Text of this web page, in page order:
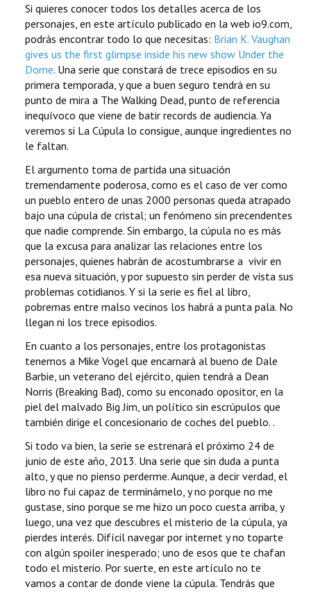
Si quieres conocer todos los detalles acerca de los
personajes, en este artículo publicado en la web io9.com,
podrás encontrar todo lo que necesitas: Brian K. Vaughan
gives us the first glimpse inside his new show Under the
Dome. Una serie que constará de trece episodios en su
primera temporada, y que a buen seguro tendrá en su
punto de mira a The Walking Dead, punto de referencia
inequívoco que viene de batir records de audiencia. Ya
veremos si La Cúpula lo consigue, aunque ingredientes no
le faltan.
El argumento toma de partida una situación
tremendamente poderosa, como es el caso de ver como
un pueblo entero de unas 2000 personas queda atrapado
bajo una cúpula de cristal; un fenómeno sin precendentes
que nadie comprende. Sin embargo, la cúpula no es más
que la excusa para analizar las relaciones entre los
personajes, quienes habrán de acostumbrarse a vivir en
esa nueva situación, y por supuesto sin perder de vista sus
problemas cotidianos. Y si la serie es fiel al libro,
pobremas entre malso vecinos los habrá a punta pala. No
llegan ni los trece episodios.
En cuanto a los personajes, entre los protagonistas
tenemos a Mike Vogel que encarnará al bueno de Dale
Barbie, un veterano del ejército, quien tendrá a Dean
Norris (Breaking Bad), como su enconado opositor, en la
piel del malvado Big Jim, un político sin escrúpulos que
también dirige el concesionario de coches del pueblo. .
Si todo va bien, la serie se estrenará el próximo 24 de
junio de este año, 2013. Una serie que sin duda a punta
alto, y que no pienso perderme. Aunque, a decir verdad, el
libro no fui capaz de terminámelo, y no porque no me
gustase, sino porque se me hizo un poco cuesta arriba, y
luego, una vez que descubres el misterio de la cúpula, ya
pierdes interés. Difícil navegar por internet y no toparte
con algún spoiler inesperado; uno de esos que te chafan
todo el misterio. Por suerte, en este artículo no te
vamos a contar de donde viene la cúpula. Tendrás que